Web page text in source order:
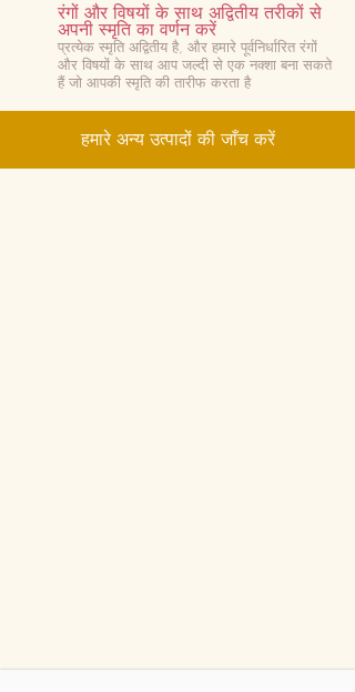
रंगों और विषयों के साथ अद्वितीय तरीकों से
अपनी स्मृति का वर्णन करें
प्रत्येक स्मृति अद्वितीय है, और हमारे पूर्वनिर्धारित रंगों
और विषयों के साथ आप जल्दी से एक नक्शा बना सकते
हैं जो आपकी स्मृति की तारीफ करता है
हमारे अन्य उत्पादों की जाँच करें